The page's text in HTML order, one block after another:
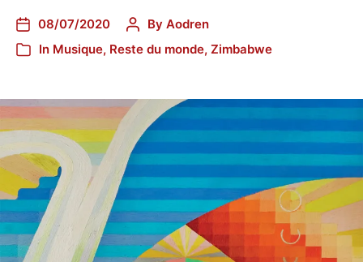
08/07/2020 By Aodren
In Musique, Reste du monde, Zimbabwe